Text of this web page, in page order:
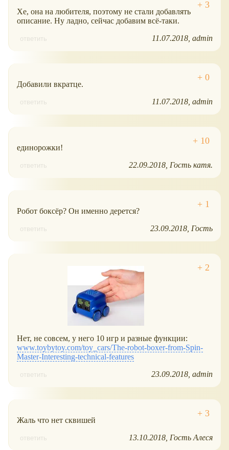
Хе, она на любителя, поэтому не стали добавлять
описание. Ну ладно, сейчас добавим всё-таки.
ответить 11.07.2018 admin
Добавили вкратце.
ответить 11.07.2018 admin
единорожки!
ответить 22.09.2018 Гость катя.
Робот боксёр? Он именно дерется?
ответить 23.09.2018 Гость
Нет, не совсем, у него 10 игр и разные функции:
www.toybytoy.com/toy_cars/The-robot-boxer-from-Spin-
Master-Interesting-technical-features
ответить 23.09.2018 admin
Жаль что нет сквишей
ответить 13.10.2018 Гость Алеся